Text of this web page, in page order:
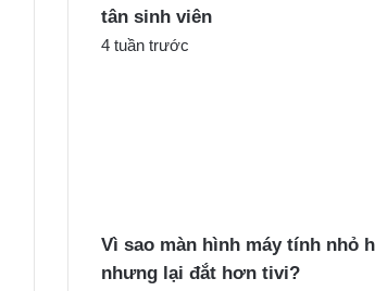
tân sinh viên
4 tuần trước
Vì sao màn hình máy tính nhỏ
nhưng lại đắt hơn tivi?